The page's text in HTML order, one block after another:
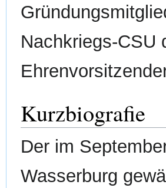
Nachkriegs-CSU
Kurzbiografie
Der im
Wasserburg